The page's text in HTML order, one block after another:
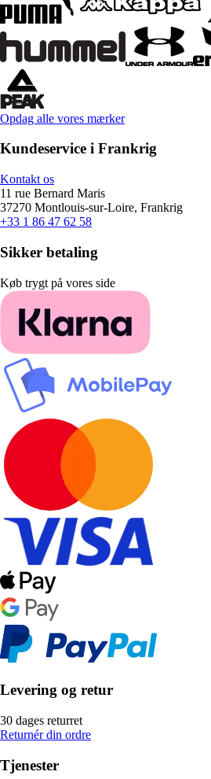
Opdag alle vores mærker
Kundeservice i Frankrig
Kontakt os
11 rue Bernard Maris
37270 Montlouis-sur-Loire, Frankrig
+33 1 86 47 62 58
Sikker betaling
Køb trygt på vores side
Levering og retur
30 dages returret
Returnér din ordre
Tjenester